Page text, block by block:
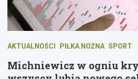
AKTUALNOŚCI PIŁKA NOŻNA SPORT
Michniewicz w ogniu